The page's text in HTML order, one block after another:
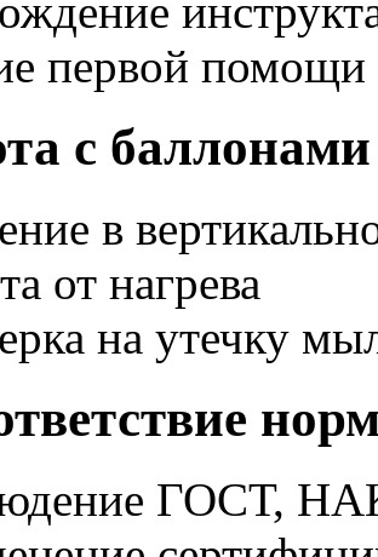
первой
с баллонами
в
от нагрева
на утечку
ГОСТ,